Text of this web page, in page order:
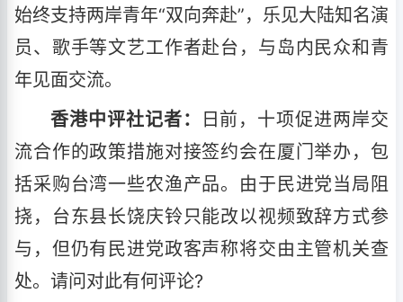
始终支持两岸青年“双向奔赴”，乐见大陆知名演
员、歌手等文艺工作者赴台，与岛内民众和青
年见面交流。
香港中评社记者：
日前，十项促进两岸交
流合作的政策措施对接签约会在厦门举办，包
括采购台湾一些农渔产品。由于民进党当局阻
挠，台东县长饶庆铃只能改以视频致辞方式参
与，但仍有民进党政客声称将交由主管机关查
处。请问对此有何评论?